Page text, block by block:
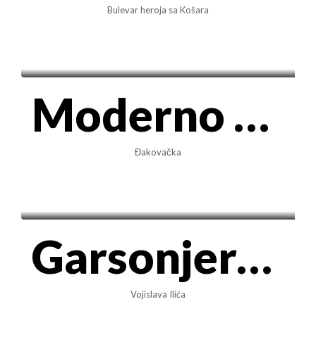
Bulevar heroja sa Košara
Moderno renoviran 2.0 stan kod Đeram pijace–40m².
Đakovačka
Garsonjera 23 m² preko puta BEO Shopping centra – Vojislava Ilića
Vojislava Ilića